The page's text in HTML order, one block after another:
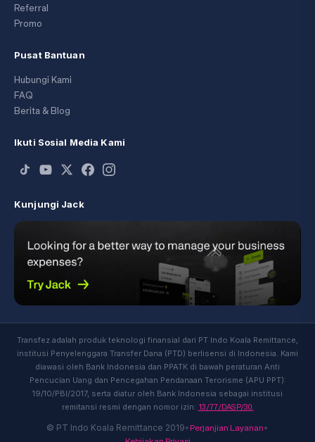
Referral
Promo
Pusat Bantuan
Hubungi Kami
FAQ
Berita & Blog
Ikuti Sosial Media Kami
Kunjungi Jack
Transfez adalah produk teknologi finansial dari PT Indo Koala Remittance,
institusi Penyelenggara Transfer Dana (PTD) berlisensi di Indonesia. Kami
diawasi oleh Bank Indonesia dan PPATK di bawah peraturan Anti
Pencucian Uang dan Pencegahan Pendanaan Terorisme (APU PPT):
19/10/PBI/2017, serta diatur oleh Bank Indonesia sebagai institusi
remitansi resmi dengan nomor izin: 13/77/DASP/30.
© PT Indo Koala Remittance 2019•Perjanjian Layanan•